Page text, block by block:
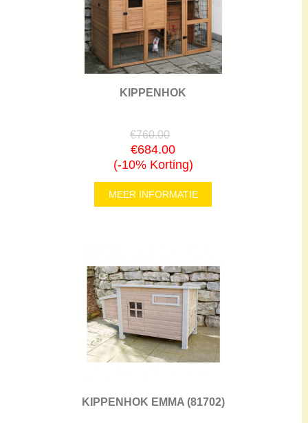
KIPPENHOK
€760.00
€684.00
(-10% Korting)
MEER INFORMATIE
KIPPENHOK EMMA (81702)